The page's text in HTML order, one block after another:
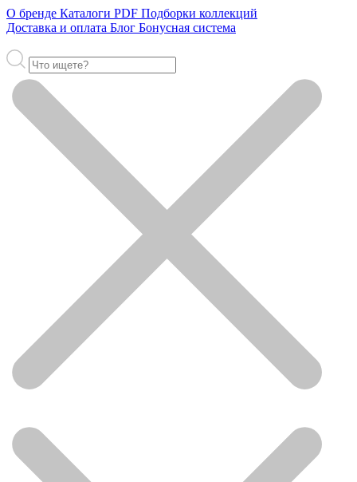
О бренде Каталоги PDF Подборки коллекций
Доставка и оплата Блог Бонусная система